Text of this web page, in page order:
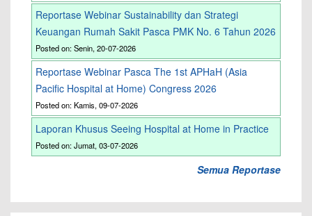
Reportase Webinar Sustainability dan Strategi
Keuangan Rumah Sakit Pasca PMK No. 6 Tahun 2026
Posted on: Senin, 20-07-2026
Reportase Webinar Pasca The 1st APHaH (Asia
Pacific Hospital at Home) Congress 2026
Posted on: Kamis, 09-07-2026
Laporan Khusus Seeing Hospital at Home in Practice
Posted on: Jumat, 03-07-2026
Semua Reportase